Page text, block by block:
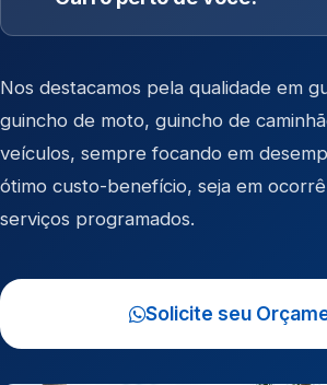
Nos destacamos pela qualidade em
guincho de moto, guincho de
veículos, sempre focando em
ótimo custo-benefício, seja em
serviços programados.
Solicite seu